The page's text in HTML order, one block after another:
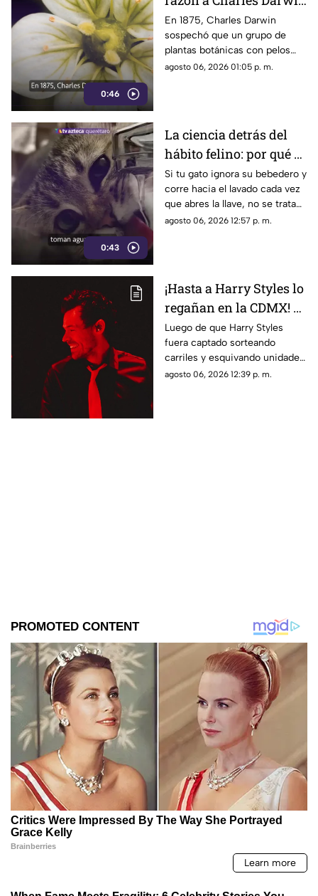
0:46
siglo y medio más
tarde: hallan rara
planta carnívora
En 1875, Charles Darwin
sospechó que un grupo de
plantas botánicas con pelos
pegajosos alimentaba su
agosto 06, 2026 01:05 p. m.
0:43
La ciencia detrás del
hábito felino: por qué el
agua en movimiento
del grifo es irresistible
para los gatos
Si tu gato ignora su bebedero y
corre hacia el lavado cada vez
que abres la llave, no se trata
de un capricho
agosto 06, 2026 12:57 p. m.
¡Hasta a Harry Styles lo
regañan en la CDMX! El
Metrobús aprovechó
que el cantante salió a
correr por Reforma
para darle un consejo
Luego de que Harry Styles
fuera captado sorteando
carriles y esquivando unidades
de transporte durante sus
agosto 06, 2026 12:39 p. m.